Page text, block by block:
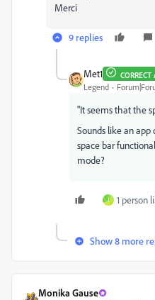
Merci
9 replies
Met1 CORRECT
Legend
"It seems that the
Sounds like an
space bar
mode?
J 1 person
Show 8 more
Monika Gause